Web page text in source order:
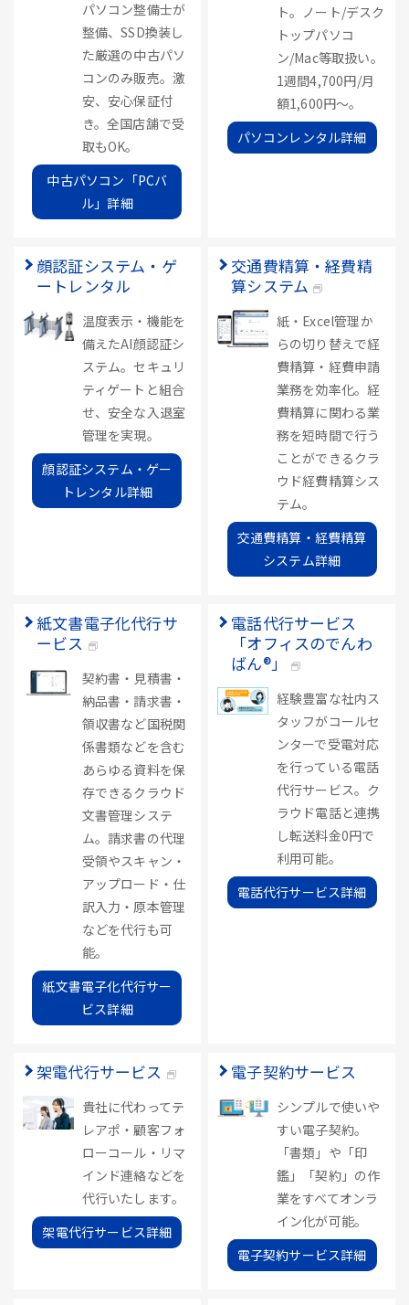
パソコン整備士が
整備、SSD換装し
た厳選の中古パソ
コンのみ販売。激
安、安心保証付
き。全国店舗で受
取もOK。
中古パソコン「PCバ
ル」詳細
ト。ノート/デスク
トップパソコ
ン/Mac等取扱い。
1週間4,700円/月
額1,600円～。
パソコンレンタル詳細
顔認証システム・ゲ
ートレンタル
温度表示・機能を
備えたAI顔認証シ
ステム。セキュリ
ティゲートと組合
せ、安全な入退室
管理を実現。
顔認証システム・ゲー
トレンタル詳細
交通費精算・経費精
算システム
紙・Excel管理か
らの切り替えで経
費精算・経費申請
業務を効率化。経
費精算に関わる業
務を短時間で行う
ことができるクラ
ウド経費精算シス
テム。
交通費精算・経費精算
システム詳細
紙文書電子化代行サ
ービス
契約書・見積書・
納品書・請求書・
領収書など国税関
係書類などを含む
あらゆる資料を保
存できるクラウド
文書管理システ
ム。請求書の代理
受領やスキャン・
アップロード・仕
訳入力・原本管理
などを代行も可
能。
紙文書電子化代行サー
ビス詳細
電話代行サービス
「オフィスのでんわ
ばん®」
経験豊富な社内ス
タッフがコールセ
ンターで受電対応
を行っている電話
代行サービス。ク
ラウド電話と連携
し転送料金0円で
利用可能。
電話代行サービス詳細
架電代行サービス
貴社に代わってテ
レアポ・顧客フォ
ローコール・リマ
インド連絡などを
代行いたします。
架電代行サービス詳細
電子契約サービス
シンプルで使いや
すい電子契約。
「書類」や「印
鑑」「契約」の作
業をすべてオンラ
イン化が可能。
電子契約サービス詳細